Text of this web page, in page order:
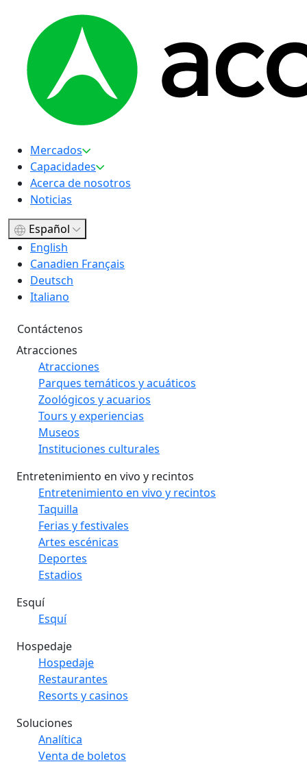
Mercados
Capacidades
Acerca de nosotros
Noticias
Español
English
Canadien Français
Deutsch
Italiano
Contáctenos
Atracciones
Atracciones
Parques temáticos y acuáticos
Zoológicos y acuarios
Tours y experiencias
Museos
Instituciones culturales
Entretenimiento en vivo y recintos
Entretenimiento en vivo y recintos
Taquilla
Ferias y festivales
Artes escénicas
Deportes
Estadios
Esquí
Esquí
Hospedaje
Hospedaje
Restaurantes
Resorts y casinos
Soluciones
Analítica
Venta de boletos